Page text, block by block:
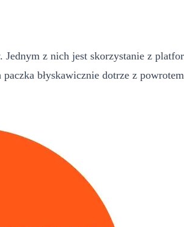
Jednym z nich jest skorzystanie z
błyskawicznie dotrze z